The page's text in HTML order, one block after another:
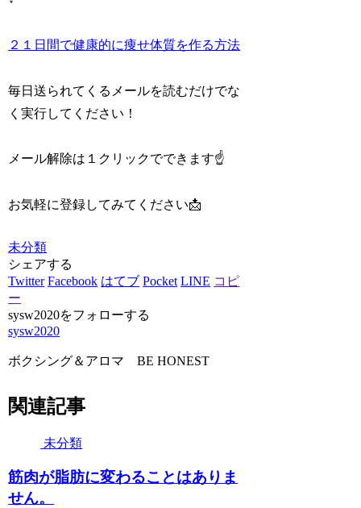
２１日間で健康的に痩せ体質を作る方法
毎日送られてくるメールを読むだけでな
く実行してください！
メール解除は１クリックでできます☝️
お気軽に登録してみてください📩
未分類
シェアする
Twitter Facebook はてブ Pocket LINE コピ
ー
sysw2020をフォローする
sysw2020
ボクシング＆アロマ BE HONEST
関連記事
未分類
筋肉が脂肪に変わることはありま
せん。